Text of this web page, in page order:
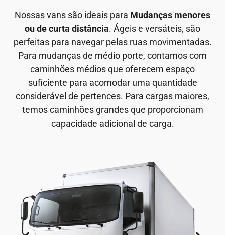
Nossas vans são ideais para Mudanças menores
ou de curta distância. Ágeis e versáteis, são
perfeitas para navegar pelas ruas movimentadas.
Para mudanças de médio porte, contamos com
caminhões médios que oferecem espaço
suficiente para acomodar uma quantidade
considerável de pertences. Para cargas maiores,
temos caminhões grandes que proporcionam
capacidade adicional de carga.